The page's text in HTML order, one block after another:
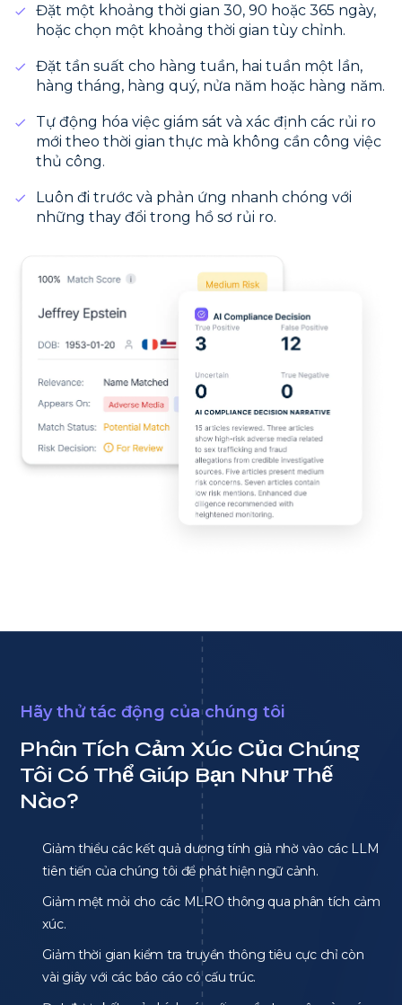
Đặt một khoảng thời gian 30, 90 hoặc 365 ngày,
hoặc chọn một khoảng thời gian tùy chỉnh.
Đặt tần suất cho hàng tuần, hai tuần một lần,
hàng tháng, hàng quý, nửa năm hoặc hàng năm.
Tự động hóa việc giám sát và xác định các rủi ro
mới theo thời gian thực mà không cần công việc
thủ công.
Luôn đi trước và phản ứng nhanh chóng với
những thay đổi trong hồ sơ rủi ro.
Hãy thử tác động của chúng tôi
Phân Tích Cảm Xúc Của Chúng
Tôi Có Thể Giúp Bạn Như Thế
Nào?
Giảm thiểu các kết quả dương tính giả nhờ vào các LLM
tiên tiến của chúng tôi để phát hiện ngữ cảnh.
Giảm mệt mỏi cho các MLRO thông qua phân tích cảm
xúc.
Giảm thời gian kiểm tra truyền thông tiêu cực chỉ còn
vài giây với các báo cáo có cấu trúc.